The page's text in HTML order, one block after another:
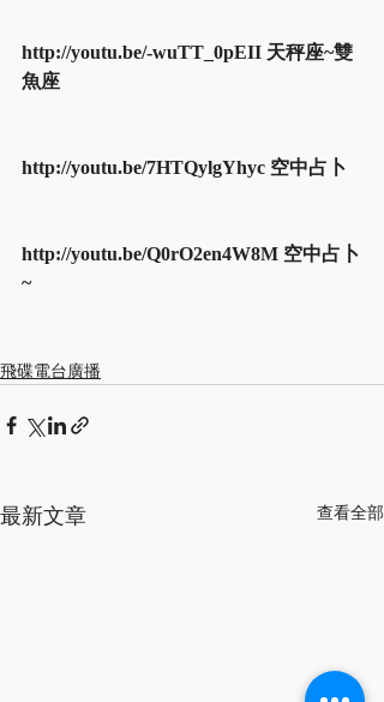
http://youtu.be/-wuTT_0pEII 天秤座~雙
魚座
http://youtu.be/7HTQylgYhyc 空中占卜
http://youtu.be/Q0rO2en4W8M 空中占卜
~
飛碟電台廣播
最新文章 查看全部